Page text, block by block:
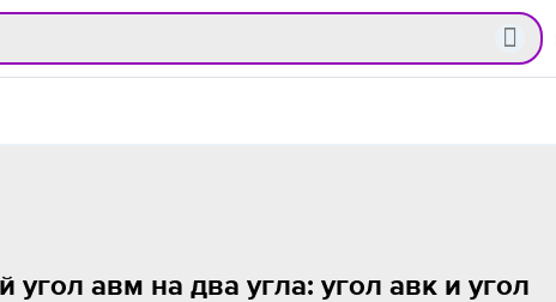
угол авм на два угла: угол авк и угол